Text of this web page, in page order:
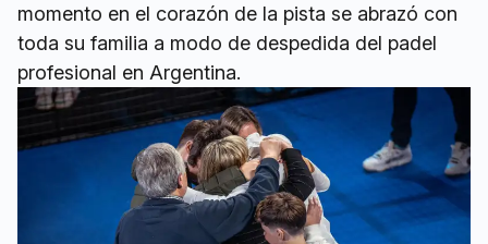
momento en el corazón de la pista se abrazó con
toda su familia a modo de despedida del padel
profesional en Argentina.